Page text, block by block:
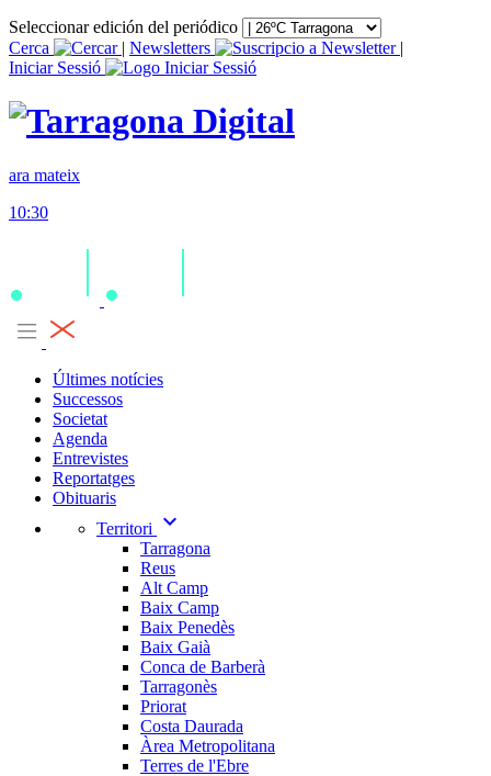
Seleccionar edición del periódico
Cerca
| Newsletters
|
Iniciar Sessió
ara mateix
10:30
Últimes notícies
Successos
Societat
Agenda
Entrevistes
Reportatges
Obituaris
Territori
expand_more
Tarragona
Reus
Alt Camp
Baix Camp
Baix Penedès
Baix Gaià
Conca de Barberà
Tarragonès
Priorat
Costa Daurada
Àrea Metropolitana
Terres de l'Ebre